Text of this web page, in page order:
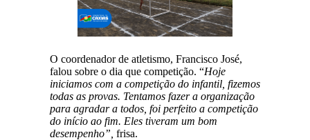
O coordenador de atletismo, Francisco José,
falou sobre o dia que competição. “Hoje
iniciamos com a competição do infantil, fizemos
todas as provas. Tentamos fazer a organização
para agradar a todos, foi perfeito a competição
do início ao fim. Eles tiveram um bom
desempenho”, frisa.